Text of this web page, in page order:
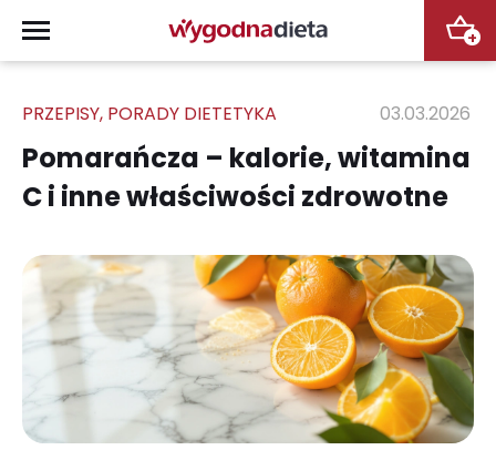
+
PRZEPISY, PORADY DIETETYKA 03.03.2026
Pomarańcza – kalorie, witamina
C i inne właściwości zdrowotne